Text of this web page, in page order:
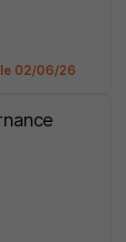
le 02/06/26